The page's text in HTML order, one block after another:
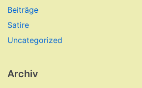
Beiträge
Satire
Uncategorized
Archiv